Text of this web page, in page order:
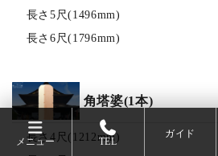
長さ5尺(1496mm)
長さ6尺(1796mm)
角塔婆(1本)
長さ4尺(1212mm)
メニュー TEL
ガイド